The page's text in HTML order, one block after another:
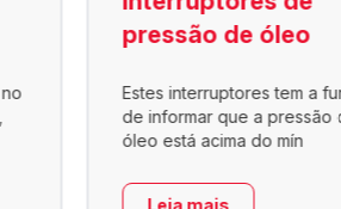
pressão de óleo
Estes interruptores tem a
de informar que a pressão
óleo está acima do mín